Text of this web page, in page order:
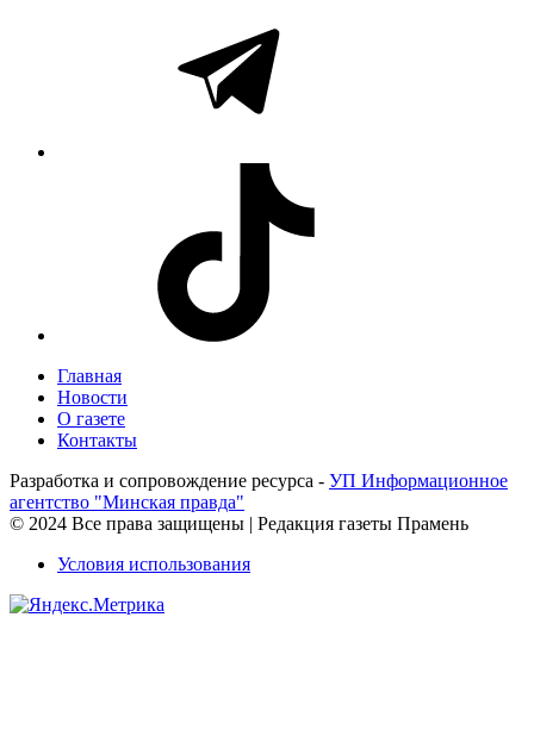
Главная
Новости
О газете
Контакты
Разработка и сопровождение ресурса - УП Информационное
агентство "Минская правда"
© 2024 Все права защищены | Редакция газеты Прамень
Условия использования